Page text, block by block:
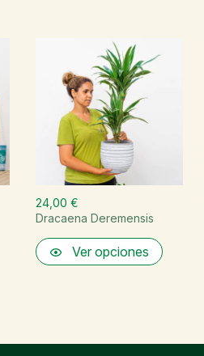
24,00 €
Dracaena Deremensis
Ver opciones